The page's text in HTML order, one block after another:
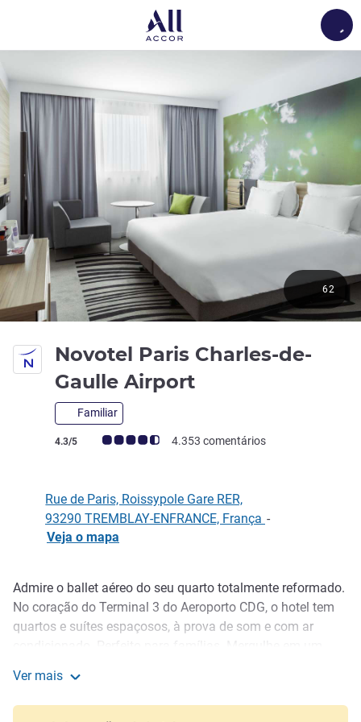
Novotel Paris Charles-de-
Gaulle Airport
Familiar
Classificação clientes Avis (Classificação ALL)
4.3/5 4.353 comentários
62
Rue de Paris, Roissypole Gare RER,
93290 TREMBLAY-EN­FRANCE, França -
Veja o mapa
Descrição
Admire o ballet aéreo do seu quarto totalmente reformado.
No coração do Terminal 3 do Aeroporto CDG, o hotel tem
quartos e suítes espaçosos, à prova de som e com ar
restaurante LUIZA em seu terraço contemporâneo e
estiloso. Para seus seminários, por que não usar uma das
Ver mais